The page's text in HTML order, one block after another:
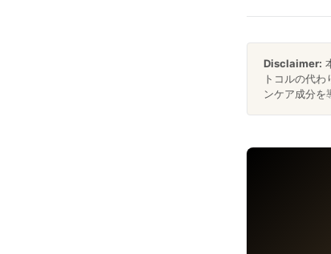
Disclaimer:
トコルの代
ンケア成分を